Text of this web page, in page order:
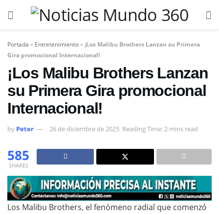
Portada » Entretenimiento» ¡Los Malibu Brothers Lanzan su Primera
Gira promocional Internacional!
¡Los Malibu Brothers Lanzan
su Primera Gira promocional
Internacional!
by Peter 26 de diciembre de 2025 Reading Time: 2 mins read
585
SHARES
Los Malibu Brothers, el fenómeno radial que comenzó